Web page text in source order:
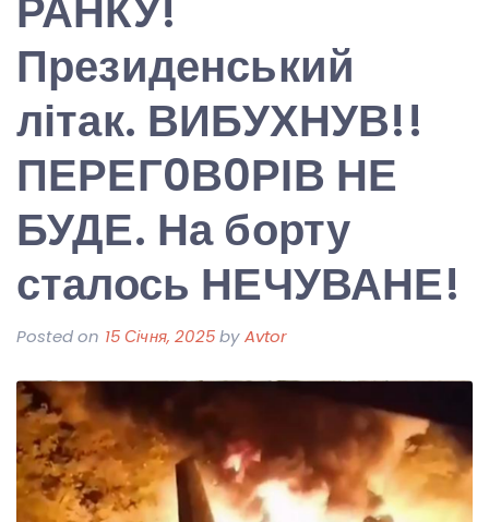
Президенський
літак. ВИБУХНУВ!!
ПЕРЕГ0В0РІВ НЕ
БУДЕ. На борту
сталось НЕЧУВАНЕ!
Posted on 15 Січня, 2025byAvtor